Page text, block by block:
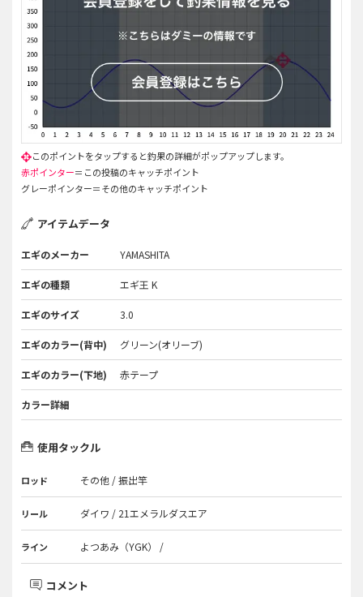
赤ポインター＝この投稿のキャッチポイント
グレーポインター＝その他のキャッチポイント
アイテムデータ
エギのメーカー YAMASHITA
エギの種類 エギ王 K
エギのサイズ 3.0
エギのカラー(背中) グリーン(オリーブ)
エギのカラー(下地) 赤テープ
カラー詳細
使用タックル
ロッド その他 / 振出竿
リール ダイワ / 21エメラルダスエア
ライン よつあみ（YGK） /
コメント